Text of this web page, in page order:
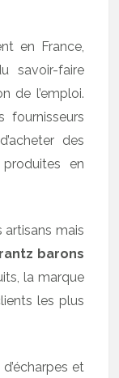
en France,
savoir-faire
de l’emploi.
fournisseurs
des
en
artisans mais
barons
la marque
les plus
et